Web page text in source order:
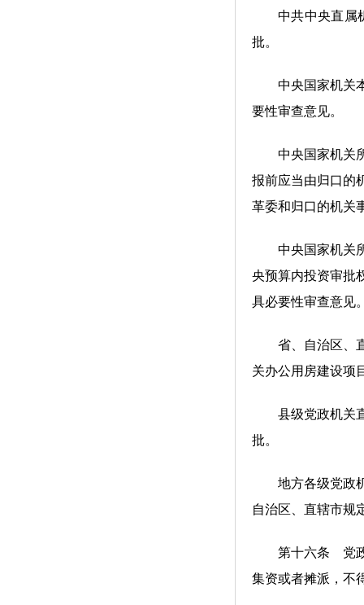
中共中央直属机
批。
中央国家机关本
要性审查意见。
中央国家机关所
报前应当由归口的
革委和归口的机关
中央国家机关所
央预算内投资审批
具必要性审查意见
省、自治区、直
关办公用房建设项
县级党政机关直
批。
地方各级党政机
自治区、直辖市规
第十六条 党政机
集资或者摊派，不